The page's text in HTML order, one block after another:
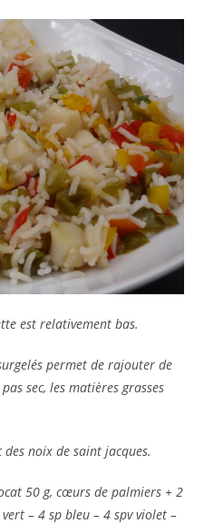
est relativement bas.
permet de rajouter de
sec, les matières grasses
noix de saint jacques.
50 g, cœurs de palmiers + 2
– 4 sp bleu – 4 spv violet –